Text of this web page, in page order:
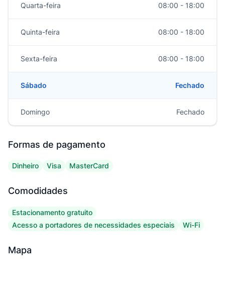
Quarta-feira 08:00 - 18:00
Quinta-feira 08:00 - 18:00
Sexta-feira 08:00 - 18:00
Sábado Fechado
Domingo Fechado
Formas de pagamento
Dinheiro Visa MasterCard
Comodidades
Estacionamento gratuito
Acesso a portadores de necessidades especiais
Wi-Fi
Mapa